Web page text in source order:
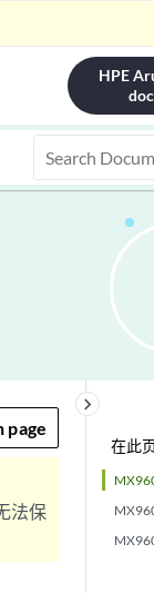
HPE
在此
keyboard_arrow_right
page
法保